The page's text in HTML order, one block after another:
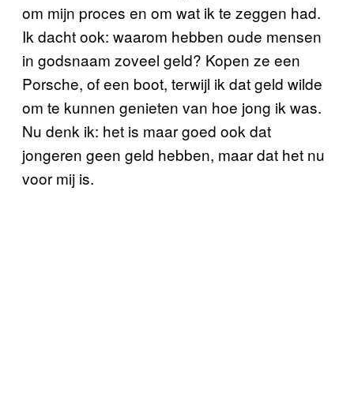
om mijn proces en om wat ik te zeggen had.
Ik dacht ook: waarom hebben oude mensen
in godsnaam zoveel geld? Kopen ze een
Porsche, of een boot, terwijl ik dat geld wilde
om te kunnen genieten van hoe jong ik was.
Nu denk ik: het is maar goed ook dat
jongeren geen geld hebben, maar dat het nu
voor mij is.